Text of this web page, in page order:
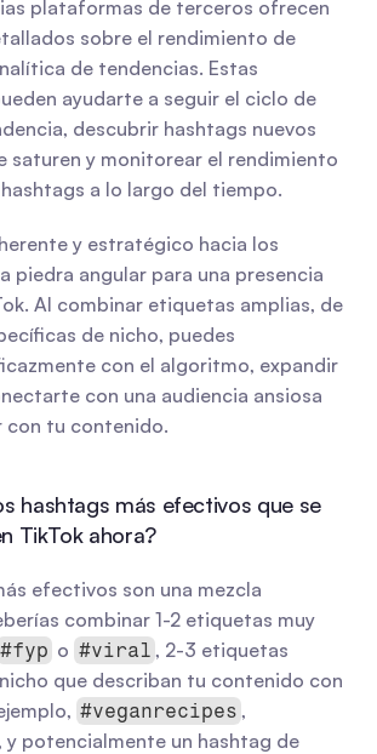
plataformas de terceros ofrecen
sobre el rendimiento de
de tendencias. Estas
ayudarte a seguir el ciclo de
descubrir hashtags nuevos
saturen y monitorear el rendimiento
a lo largo del tiempo.
y estratégico hacia los
piedra angular para una presencia
Al combinar etiquetas amplias, de
de nicho, puedes
con el algoritmo, expandir
con una audiencia ansiosa
tu contenido.
hashtags más efectivos que se
TikTok ahora?
efectivos son una mezcla
combinar 1-2 etiquetas muy
#fyp o #viral , 2-3 etiquetas
que describan tu contenido con
#veganrecipes
y potencialmente un hashtag de